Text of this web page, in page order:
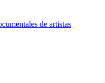
de artistas